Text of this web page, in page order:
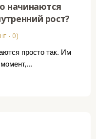
начинаются
рост?
- 0)
просто так. Им